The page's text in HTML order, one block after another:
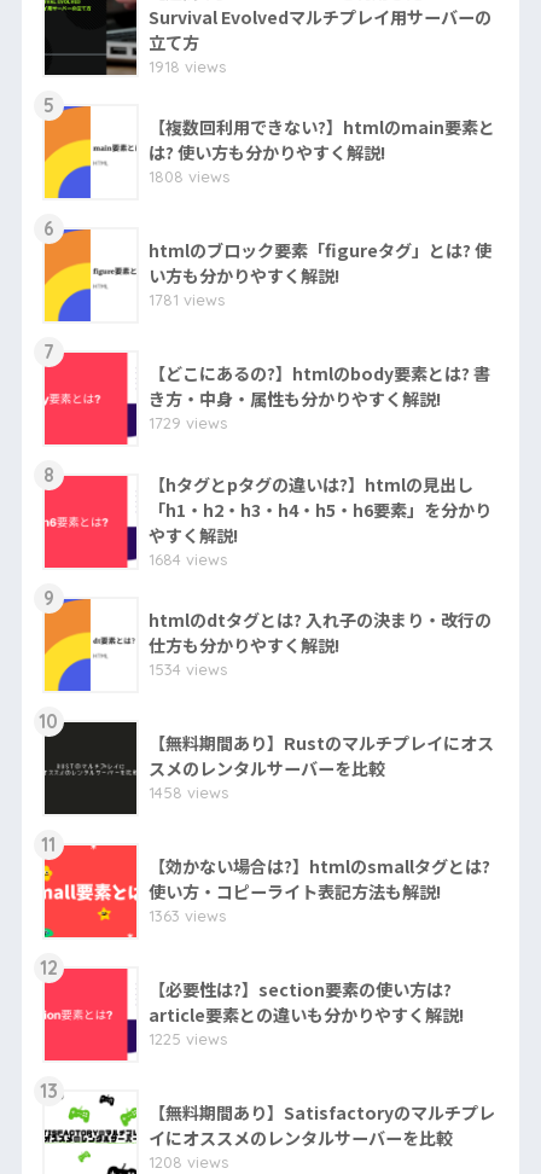
Survival Evolvedマルチプレイ用サーバーの
立て方
1918 views
5
【複数回利用できない?】htmlのmain要素と
は? 使い方も分かりやすく解説!
1808 views
6
htmlのブロック要素「figureタグ」とは? 使
い方も分かりやすく解説!
1781 views
7
【どこにあるの?】htmlのbody要素とは? 書
き方・中身・属性も分かりやすく解説!
1729 views
8
【hタグとpタグの違いは?】htmlの見出し
「h1・h2・h3・h4・h5・h6要素」を分かり
やすく解説!
1684 views
9
htmlのdtタグとは? 入れ子の決まり・改行の
仕方も分かりやすく解説!
1534 views
10
【無料期間あり】Rustのマルチプレイにオス
スメのレンタルサーバーを比較
1458 views
11
【効かない場合は?】htmlのsmallタグとは?
使い方・コピーライト表記方法も解説!
1363 views
12
【必要性は?】section要素の使い方は?
article要素との違いも分かりやすく解説!
1225 views
13
【無料期間あり】Satisfactoryのマルチプレ
イにオススメのレンタルサーバーを比較
1208 views